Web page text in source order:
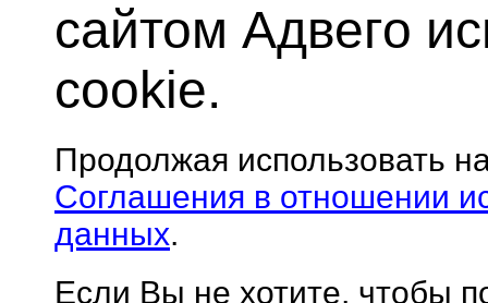
сайтом Адвего
cookie.
Продолжая использовать
Соглашения в отношении
данных.
Если Вы не хотите, чтобы